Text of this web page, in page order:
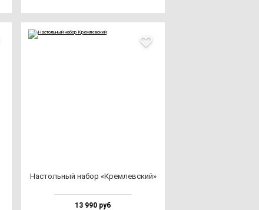
Нас­толь­ный на­бор «Крем­лев­ский»
13 990 руб